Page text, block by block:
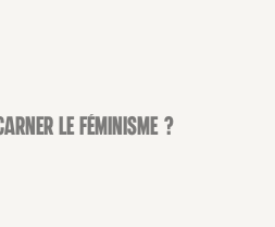
le féminisme ?